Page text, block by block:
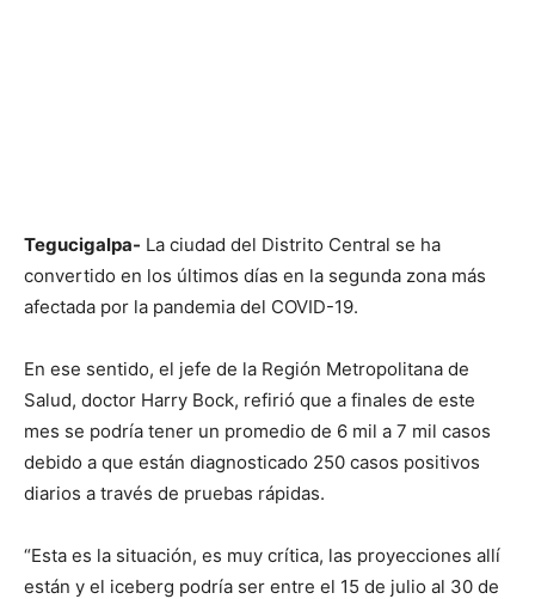
Tegucigalpa- La ciudad del Distrito Central se ha
convertido en los últimos días en la segunda zona más
afectada por la pandemia del COVID-19.
En ese sentido, el jefe de la Región Metropolitana de
Salud, doctor Harry Bock, refirió que a finales de este
mes se podría tener un promedio de 6 mil a 7 mil casos
debido a que están diagnosticado 250 casos positivos
diarios a través de pruebas rápidas.
“Esta es la situación, es muy crítica, las proyecciones allí
están y el iceberg podría ser entre el 15 de julio al 30 de